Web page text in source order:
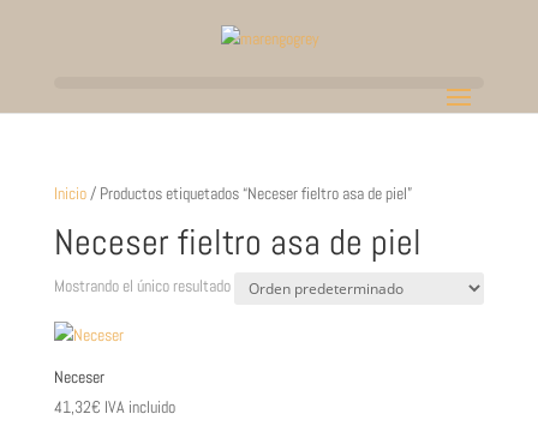
Inicio/ Productos etiquetados “Neceser fieltro asa de piel”
Neceser fieltro asa de piel
Mostrando el único resultado
Neceser
41,32€ IVA incluido